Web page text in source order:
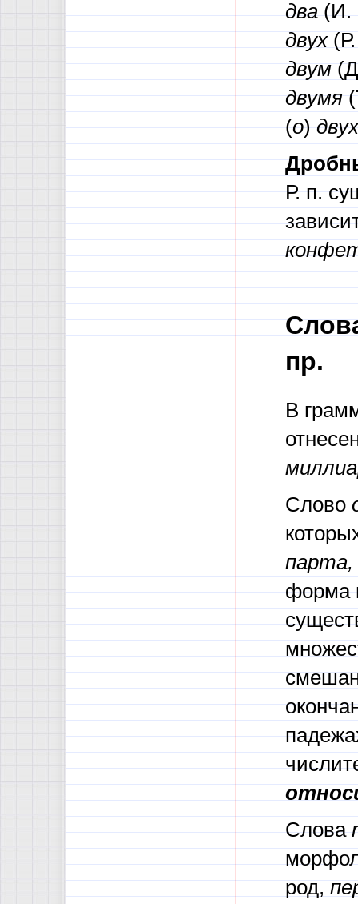
два(И.
двух
двум
двумя
(о)двух
Р. п.
пр.
В
Слово
парта,
форма
Слова
род,